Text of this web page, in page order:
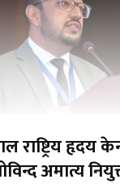
राष्ट्रिय हृदय
अमात्य